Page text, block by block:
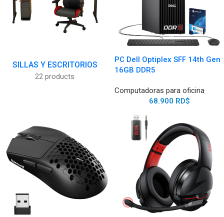
SILLAS Y ESCRITORIOS
22 products
PC Dell Optiplex SFF 14th Gen
16GB DDR5
Computadoras para oficina
68.900 RD$